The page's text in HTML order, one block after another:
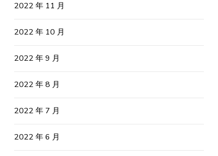
2022 年 11 月
2022 年 10 月
2022 年 9 月
2022 年 8 月
2022 年 7 月
2022 年 6 月